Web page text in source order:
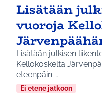
Lisätään
vuoroja
Lisätään julkisen
Kellokoskelta
eteenpäin …
Ei etene jatkoon